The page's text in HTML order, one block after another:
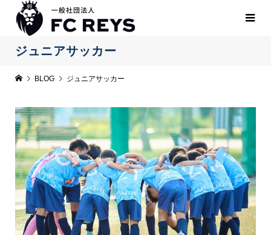
ジュニアサッカー
BLOG ジュニアサッカー